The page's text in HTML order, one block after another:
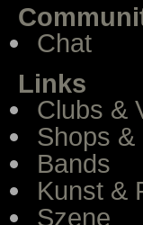
Chat
Links
Clubs &
Shops &
Bands
Kunst &
Szene